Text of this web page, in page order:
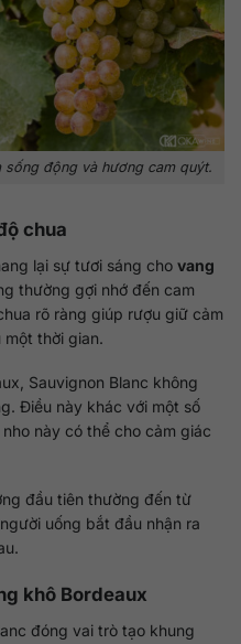
sống động và hương cam quýt.
chua
lại sự tươi sáng cho vang
thường gợi nhớ đến cam
rõ ràng giúp rượu giữ cảm
thời gian.
Sauvignon Blanc không
Điều này khác với một số
này có thể cho cảm giác
đầu tiên thường đến từ
uống bắt đầu nhận ra
khô Bordeaux
đóng vai trò tạo khung